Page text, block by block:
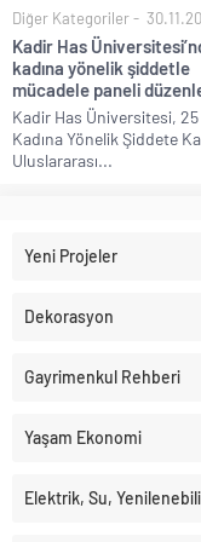
Diğer Kategoriler
Kadir Has
kadına yönelik şiddetle
mücadele paneli
Kadir Has Üniversitesi, 25
Kadına Yönelik Şiddete
Uluslararası...
Yeni Projeler
Dekorasyon
Gayrimenkul Rehberi
Yaşam Ekonomi
Elektrik, Su,